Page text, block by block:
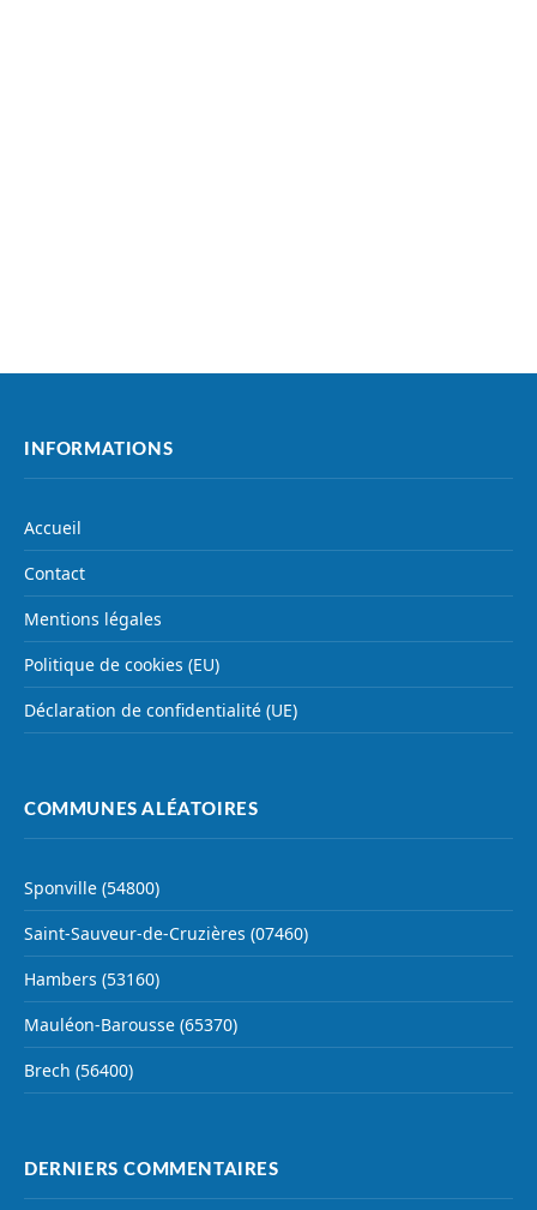
INFORMATIONS
Accueil
Contact
Mentions légales
Politique de cookies (EU)
Déclaration de confidentialité (UE)
COMMUNES ALÉATOIRES
Sponville (54800)
Saint-Sauveur-de-Cruzières (07460)
Hambers (53160)
Mauléon-Barousse (65370)
Brech (56400)
DERNIERS COMMENTAIRES